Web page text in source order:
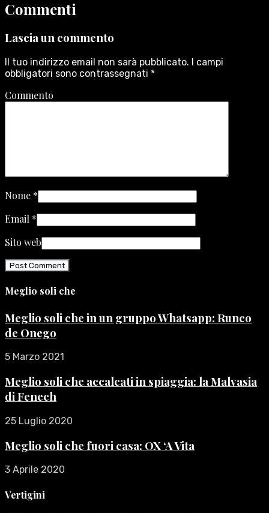
Commenti
Lascia un commento
Il tuo indirizzo email non sarà pubblicato.
I campi
obbligatori sono contrassegnati *
Commento
Nome *
Email *
Sito web
Meglio soli che
Meglio soli che in un gruppo Whatsapp: Runco
de Onego
5 Marzo 2021
Meglio soli che accalcati in spiaggia: la Malvasia
di Fenech
25 Luglio 2020
Meglio soli che fuori casa: OX ‘A Vita
3 Aprile 2020
Vertigini